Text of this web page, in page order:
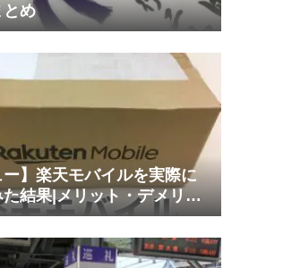
め
】楽天モバイルを実際に
結果|メリット・デメリッ